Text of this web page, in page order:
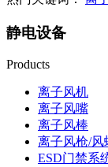
静电设备
Products
离子风机
离子风嘴
离子风棒
离子风枪/风
ESD门禁系